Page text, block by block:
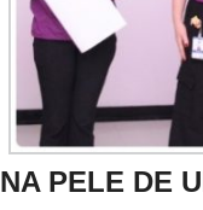
NA PELE DE